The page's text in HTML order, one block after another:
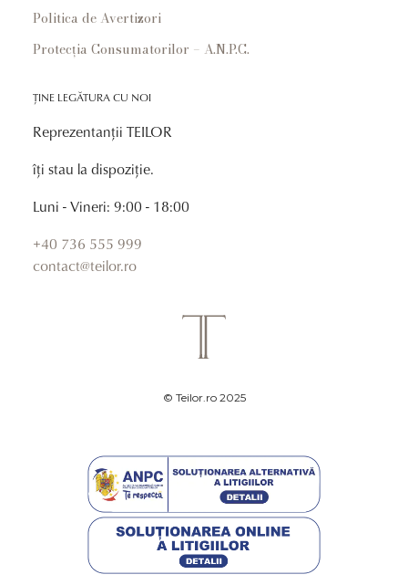
Politica de Avertizori
Protecția Consumatorilor – A.N.P.C.
ȚINE LEGĂTURA CU NOI
Reprezentanții TEILOR
îți stau la dispoziție.
Luni - Vineri: 9:00 - 18:00
+40 736 555 999
contact@teilor.ro
© Teilor.ro 2025